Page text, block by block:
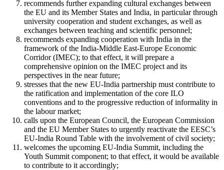
recommends further expanding cultural exchanges between
the EU and its Member States and India, in particular through
university cooperation and student exchanges, as well as
exchanges between teaching and scientific personnel;
recommends expanding cooperation with India in the
framework of the India-Middle East-Europe Economic
Corridor (IMEC); to that effect, it will prepare a
comprehensive opinion on the IMEC project and its
perspectives in the near future;
stresses that the new EU-India partnership must contribute to
the ratification and implementation of the core ILO
conventions and to the progressive reduction of informality in
the labour market;
calls upon the European Council, the European Commission
and the EU Member States to urgently reactivate the EESC’s
EU-India Round Table with the involvement of civil society;
welcomes the upcoming EU-India Summit, including the
Youth Summit component; to that effect, it would be available
to contribute to it accordingly;